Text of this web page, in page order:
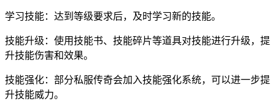
学习技能：达到等级要求后，及时学习新的技能。
技能升级：使用技能书、技能碎片等道具对技能进行升级，提
升技能伤害和效果。
技能强化：部分私服传奇会加入技能强化系统，可以进一步提
升技能威力。